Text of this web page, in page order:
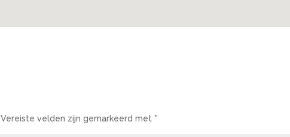
Vereiste velden zijn gemarkeerd met *